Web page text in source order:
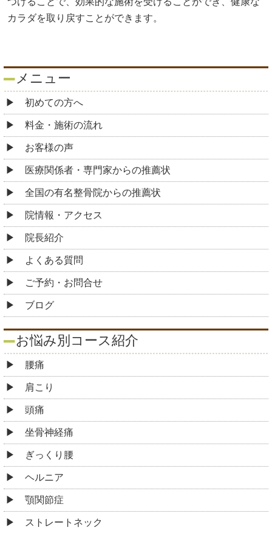
カラダを取り戻すことができます。
メニュー
初めての方へ
料金・施術の流れ
お客様の声
医療関係者・専門家からの推薦状
全国の有名整骨院からの推薦状
院情報・アクセス
院長紹介
よくある質問
ご予約・お問合せ
ブログ
お悩み別コース紹介
腰痛
肩こり
頭痛
坐骨神経痛
ぎっくり腰
ヘルニア
顎関節症
ストレートネック